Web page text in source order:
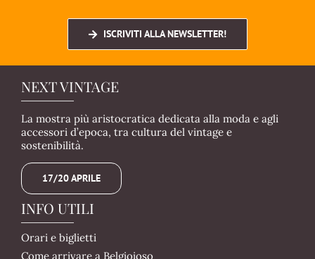
ISCRIVITI ALLA NEWSLETTER!
NEXT VINTAGE
La mostra più aristocratica dedicata alla moda e agli
accessori d’epoca, tra cultura del vintage e
sostenibilità.
17/20 APRILE
INFO UTILI
Orari e biglietti
Come arrivare a Belgioioso